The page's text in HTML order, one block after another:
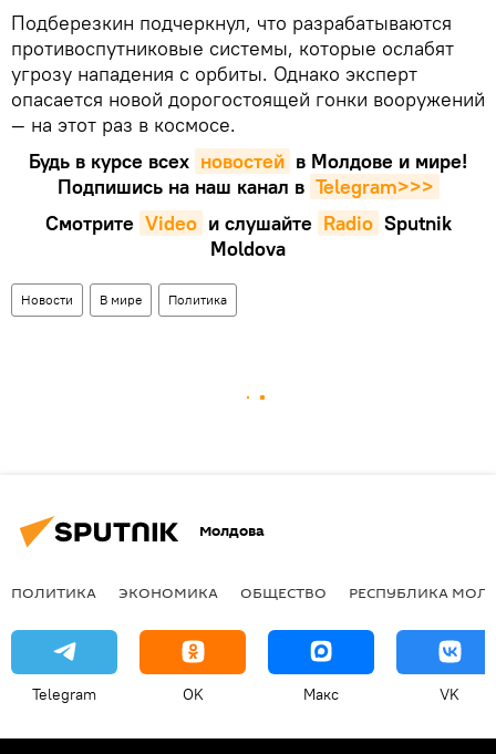
Подберезкин подчеркнул, что разрабатываются
противоспутниковые системы, которые ослабят
угрозу нападения с орбиты. Однако эксперт
опасается новой дорогостоящей гонки вооружений
— на этот раз в космосе.
Будь в курсе всех новостей в Молдове и мире!
Подпишись на наш канал в Telegram>>>
Смотрите Video и слушайте Radio Sputnik
Moldova
Новости В мире Политика
Молдова
ПОЛИТИКА ЭКОНОМИКА ОБЩЕСТВО РЕСПУБЛИКА
Telegram OK Макс VK